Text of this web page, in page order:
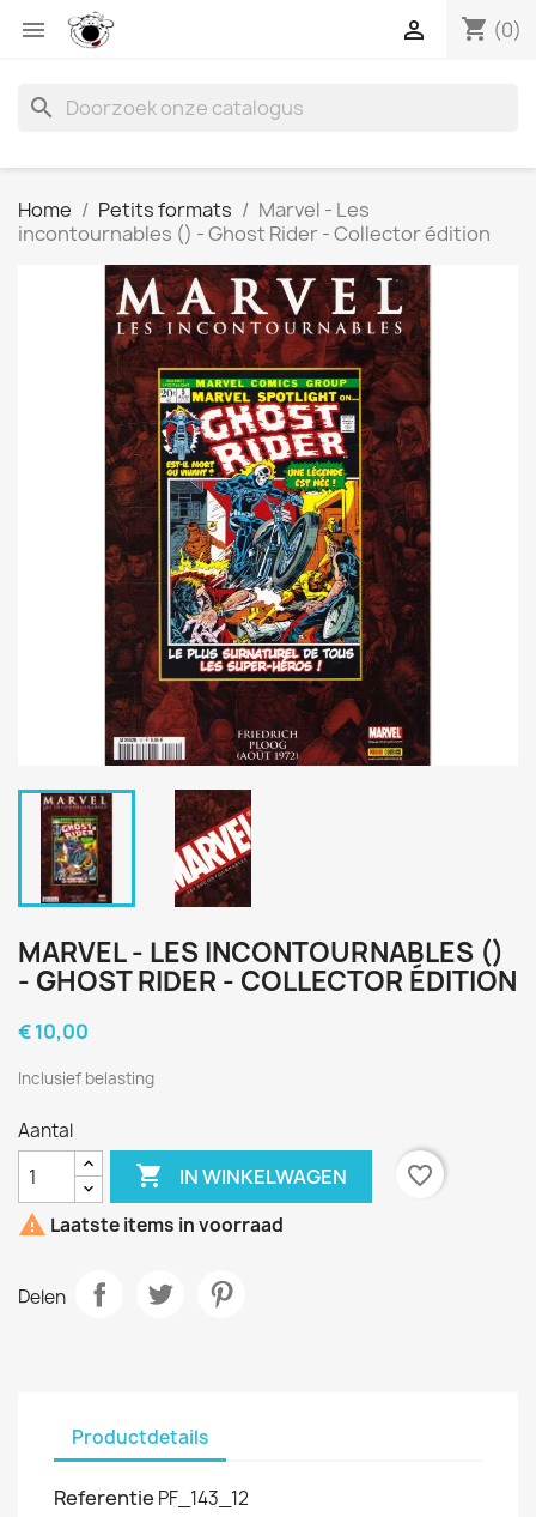
 shopping_cart (0)

search
Home Petits formats
Marvel - Les
incontournables () - Ghost Rider - Collector édition
MARVEL - LES INCONTOURNABLES ()
- GHOST RIDER - COLLECTOR ÉDITION
€ 10,00
Inclusief belasting
Aantal
 IN WINKELWAGEN
favorite_border
 Laatste items in voorraad
Delen
Productdetails
Referentie PF_143_12